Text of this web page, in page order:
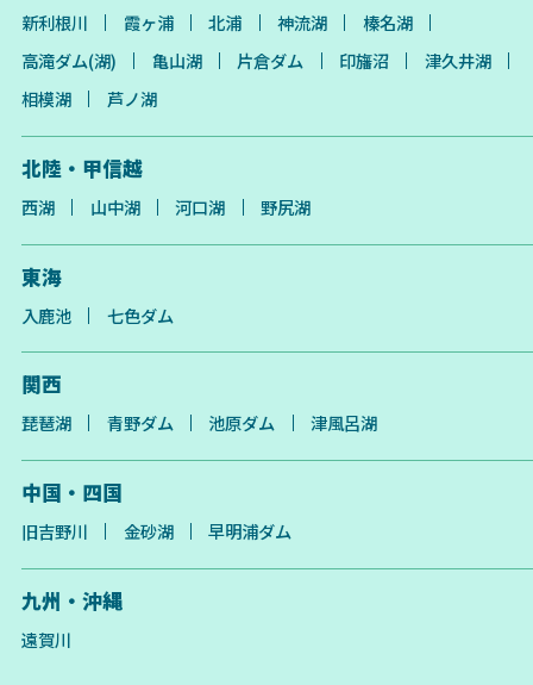
新利根川 霞ヶ浦 北浦 神流湖
榛名湖
高滝ダム(湖)
亀山湖 片倉ダム 印旛沼
津久井湖
相模湖
芦ノ湖
北陸・甲信越
西湖 山中湖 河口湖 野尻湖
東海
入鹿池 七色ダム
関西
琵琶湖 青野ダム 池原ダム 津風呂湖
中国・四国
旧吉野川 金砂湖 早明浦ダム
九州・沖縄
遠賀川